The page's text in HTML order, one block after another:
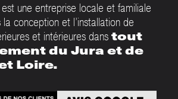
une entreprise locale et familiale
conception et l’installation de
et intérieures danstout
du Jura et de
Loire.